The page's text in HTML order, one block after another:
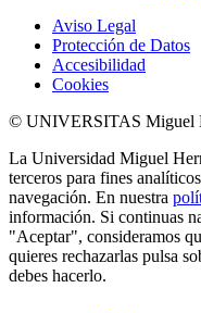
Aviso Legal
Protección de Datos
Accesibilidad
Cookies
© UNIVERSITAS Miguel
La Universidad Miguel
terceros para fines
navegación. En nuestra
información. Si continuas
"Aceptar", consideramos
quieres rechazarlas pulsa
debes hacerlo.